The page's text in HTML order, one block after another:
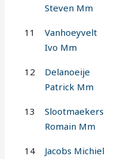
Steven Mm
11
Vanhoeyvelt
Ivo Mm
12
Delanoeije
Patrick Mm
13
Slootmaekers
Romain Mm
14
Jacobs Michiel